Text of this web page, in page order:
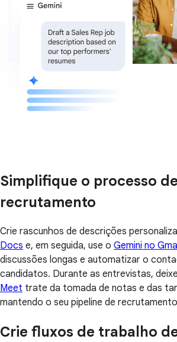
Simplifique o processo de
recrutamento
Crie rascunhos de descrições
Docs e, em seguida, use o Gemini no
discussões longas e automatizar o
candidatos. Durante as entrevistas,
Meet trate da tomada de notas e das
mantendo o seu pipeline de
Crie fluxos de trabalho